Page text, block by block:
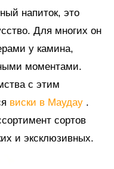
напиток, это
Для многих он
у камина,
моментами.
с этим
виски в Маудау .
сортов
и эксклюзивных.